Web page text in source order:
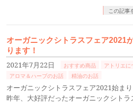
この記事
オーガニックシトラスフェア2021
ります！
2021年7月22日 おすすめ商品
アトリエに
アロマ＆ハーブのお話
精油のお話
オーガニックシトラスフェア2021始まり
昨年、大好評だったオーガニックシトラ